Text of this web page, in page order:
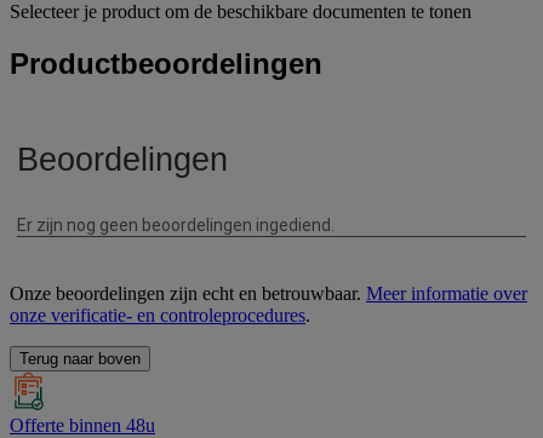
Selecteer je product om de beschikbare documenten te tonen
Productbeoordelingen
Onze beoordelingen zijn echt en betrouwbaar. Meer informatie over
onze verificatie- en controleprocedures.
Terug naar boven
Offerte binnen 48u